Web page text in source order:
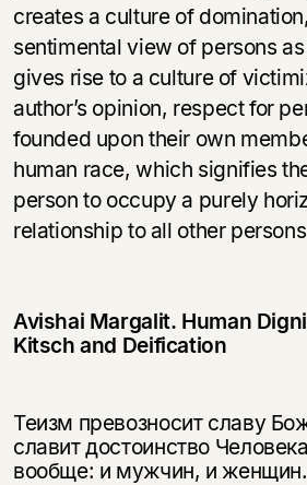
creates a culture of
sentimental view of persons
gives rise to a culture of
author’s opinion, respect for
founded upon their own
human race, which signifies
person to occupy a purely
relationship to all other
Avishai Margalit. Human
Kitsch and Deification
Теизм превозносит славу
славит достоинство
вообще: и мужчин, и женщин.